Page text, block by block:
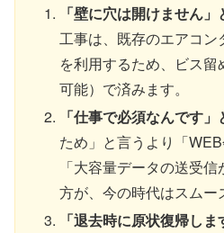
「壁に穴は開けません」
工事は、既存のエアコ
を利用するため、ビス
可能）で済みます。
「仕事で必須なんです」
ため」と言うより「
「大容量データの送受
方が、今の時代はスムー
「退去時に原状復帰しま